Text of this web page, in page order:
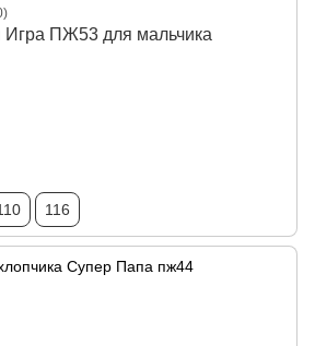
ПЖ53 для мальчика
116